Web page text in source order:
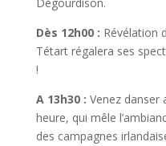
Dès 12h00 : Révélation
Tétart régalera ses
!
A 13h30 : Venez danser
heure, qui mêle
des campagnes